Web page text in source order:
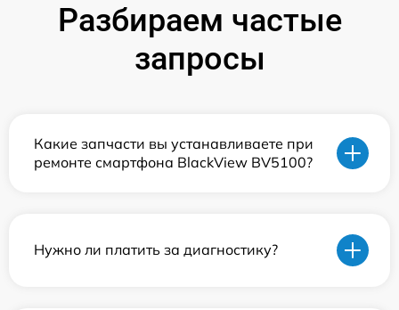
Разбираем частые
запросы
Какие запчасти вы устанавливаете при
ремонте смартфона BlackView BV5100?
Нужно ли платить за диагностику?